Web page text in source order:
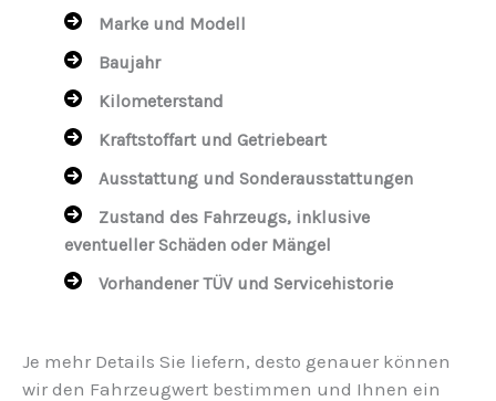
Marke und Modell
Baujahr
Kilometerstand
Kraftstoffart und Getriebeart
Ausstattung und Sonderausstattungen
Zustand des Fahrzeugs, inklusive
eventueller Schäden oder Mängel
Vorhandener TÜV und Servicehistorie
Je mehr Details Sie liefern, desto genauer können
wir den Fahrzeugwert bestimmen und Ihnen ein